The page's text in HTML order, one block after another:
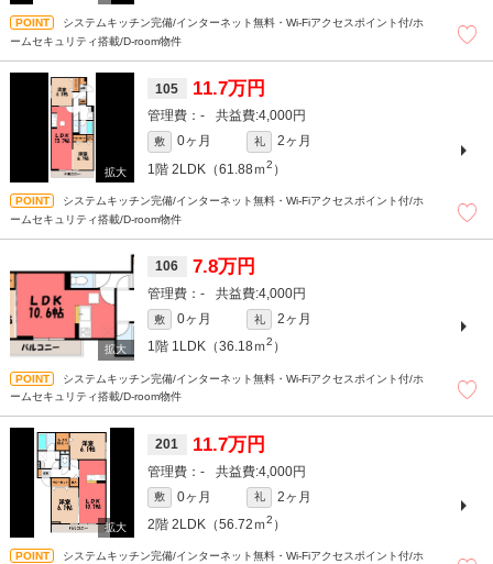
システムキッチン完備/インターネット無料・Wi-Fiアクセスポイント付/ホ
ームセキュリティ搭載/D-room物件
105 11.7万円
- 4,000円
敷 0ヶ月 礼
2ヶ月
1階 2LDK（61.88ｍ2 ）
システムキッチン完備/インターネット無料・Wi-Fiアクセスポイント付/ホ
ームセキュリティ搭載/D-room物件
106 7.8万円
- 4,000円
敷 0ヶ月 礼
2ヶ月
1階 1LDK（36.18ｍ2 ）
システムキッチン完備/インターネット無料・Wi-Fiアクセスポイント付/ホ
ームセキュリティ搭載/D-room物件
201 11.7万円
- 4,000円
敷 0ヶ月 礼
2ヶ月
2階 2LDK（56.72ｍ2 ）
システムキッチン完備/インターネット無料・Wi-Fiアクセスポイント付/ホ